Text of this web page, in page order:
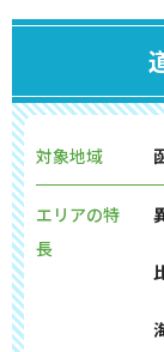
対象地域
エリアの特
長